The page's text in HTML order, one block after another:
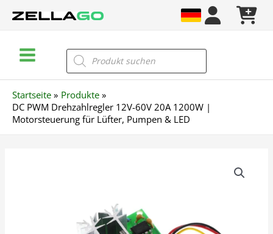
Inhalt
Menu
Products
search
Startseite
Produkte
DC PWM Drehzahlregler 12V-60V 20A 1200W |
Motorsteuerung für Lüfter, Pumpen & LED